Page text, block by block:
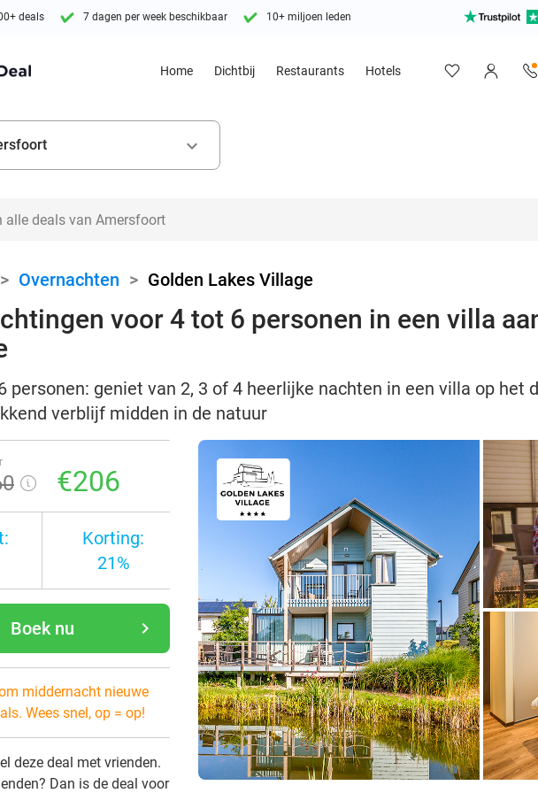
deals 7 dagen per week beschikbaar 10+ miljoen leden
Home Dichtbij Restaurants Hotels
keyboard_arrow_down
> Overnachten > Golden Lakes Village
voor 4 tot 6 personen in een villa
personen: geniet van 2, 3 of 4 heerlijke nachten in een villa op het
verblijf midden in de natuur
€206
Korting:
21%
navigate_next
Boek nu
middernacht nieuwe
Wees snel, op = op!
deze deal met vrienden.
Dan is de deal voor